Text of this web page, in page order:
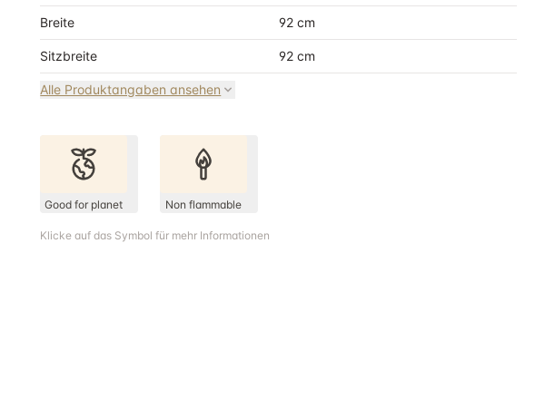
Breite 92 cm
Sitzbreite 92 cm
Alle Produktangaben ansehen
Good for planet Non flammable
Klicke auf das Symbol für mehr Informationen